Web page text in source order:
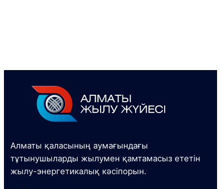
Алматы қаласының аумағындағы
тұтынушыларды жылумен қамтамасыз ететін
жылу-энергетикалық кәсіпорын.